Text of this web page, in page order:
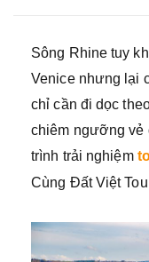
Sông Rhine tuy
Venice nhưng lại
chỉ cần đi dọc
chiêm ngưỡng vẻ
trình trải nghiệm
Cùng Đất Việt